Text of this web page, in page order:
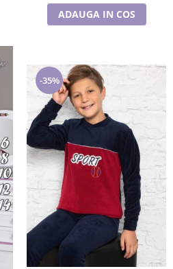
ADAUGA IN COS
-35%